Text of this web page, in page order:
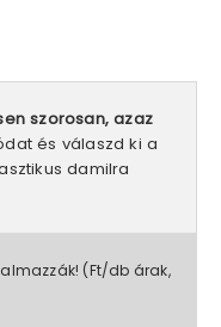
szorosan, azaz
és válaszd ki a
damilra
(Ft/db árak,